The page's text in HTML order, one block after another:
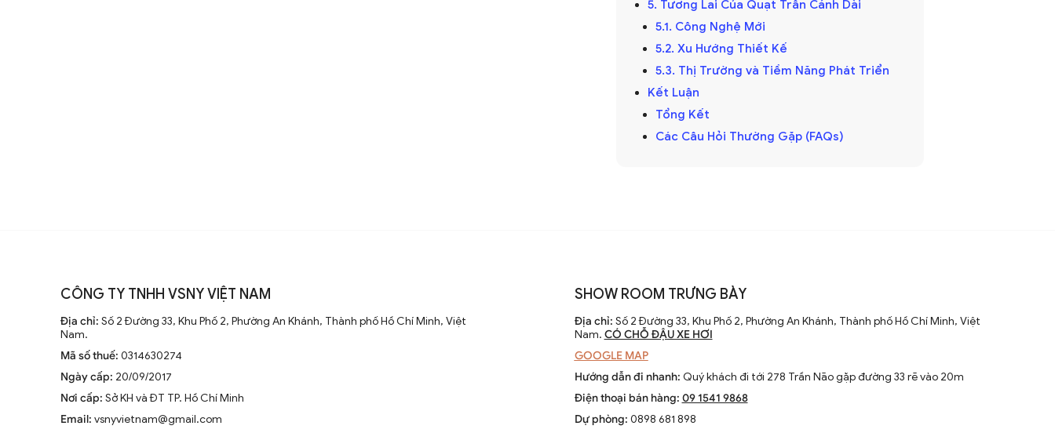
trang trí sang trọng cho mọi không gian sống. Chúng kết hợp công nghệ
tiên tiến như điều khiển từ xa, đèn LED và tích hợp với hệ thống nhà thông
5. Tương Lai Của Quạt Trần Cánh Dài
5.1. Công Nghệ Mới
5.2. Xu Hướng Thiết Kế
5.3. Thị Trường và Tiềm Năng Phát Triển
Kết Luận
Tổng Kết
Các Câu Hỏi Thường Gặp (FAQs)
CÔNG TY TNHH VSNY VIỆT NAM
Địa chỉ: Số 2 Đường 33, Khu Phố 2, Phường An Khánh, Thành phố Hồ Chí Minh, Việt
Nam.
Mã số thuế: 0314630274
Ngày cấp: 20/09/2017
Nơi cấp: Sở KH và ĐT TP. Hồ Chí Minh
Email: vsnyvietnam@gmail.com
SHOW ROOM TRƯNG BÀY
Địa chỉ: Số 2 Đường 33, Khu Phố 2, Phường An Khánh, Thành phố Hồ Chí Minh, Việt
Nam. CÓ CHỖ ĐẬU XE HƠI
GOOGLE MAP
Hướng dẫn đi nhanh: Quý khách đi tới 278 Trần Não gặp đường 33 rẽ vào 20m
Điện thoại bán hàng: 09 1541 9868
Dự phòng: 0898 681 898